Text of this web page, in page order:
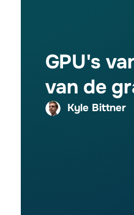
GPU's
van de
Kyle Bittner